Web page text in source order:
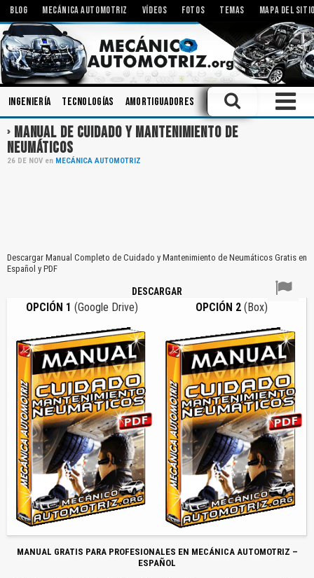
BLOG MECÁNICA AUTOMOTRIZ VÍDEOS FOTOS TEMAS MAPA DEL
Ingeniería Tecnologías Amortiguadores Componentes
MANUAL DE CUIDADO Y MANTENIMIENTO DE
NEUMÁTICOS
26 DE NOV en MECÁNICA AUTOMOTRIZ
Descargar Manual Completo de Cuidado y Mantenimiento de Neumáticos Gratis en
Español y PDF
DESCARGAR
OPCIÓN 1 (Google Drive) OPCIÓN 2(Box)
MANUAL GRATIS PARA PROFESIONALES EN MECÁNICA AUTOMOTRIZ –
ESPAÑOL